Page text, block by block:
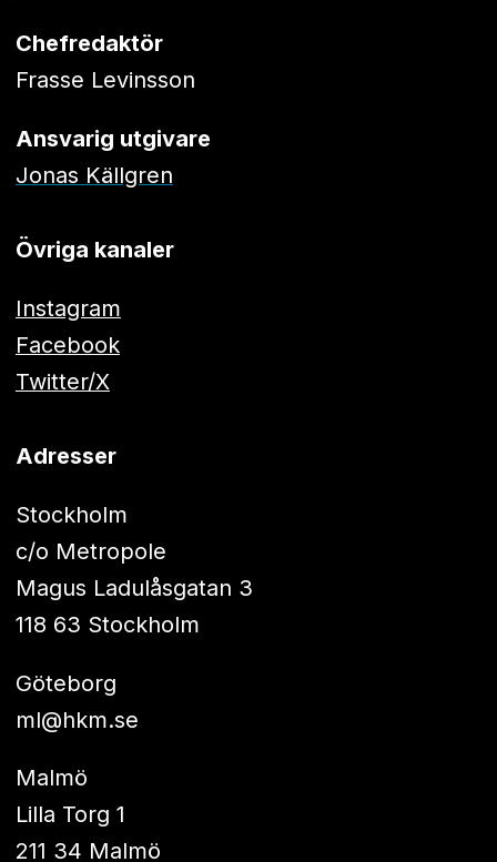
Chefredaktör
Frasse Levinsson
Ansvarig utgivare
Jonas Källgren
Övriga kanaler
Instagram
Facebook
Twitter/X
Adresser
Stockholm
c/o Metropole
Magus Ladulåsgatan 3
118 63 Stockholm
Göteborg
ml@hkm.se
Malmö
Lilla Torg 1
211 34 Malmö